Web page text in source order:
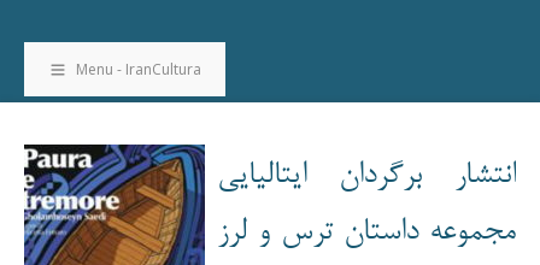
Menu - IranCultura
انتشار برگردان ایتالیایی
مجموعه داستان ترس و لرز